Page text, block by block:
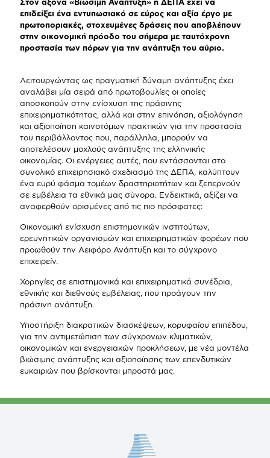
Στον άξονα «Βιώσιμη Ανάπτυξη» η ΔΕΠΑ έχει να
επιδείξει ένα εντυπωσιακό σε εύρος και αξία έργο με
πρωτοποριακές, στοχευμένες δράσεις που αποβλέπουν
στην οικονομική πρόοδο του σήμερα με ταυτόχρονη
προστασία των πόρων για την ανάπτυξη του αύριο.
Λειτουργώντας ως πραγματική δύναμη ανάπτυξης έχει
αναλάβει μία σειρά από πρωτοβουλίες οι οποίες
αποσκοπούν στην ενίσχυση της πράσινης
επιχειρηματικότητας, αλλά και στην επινόηση, αξιολόγηση
και αξιοποίηση καινοτόμων πρακτικών για την προστασία
του περιβάλλοντος που, παράλληλα, μπορούν να
αποτελέσουν μοχλούς ανάπτυξης της ελληνικής
οικονομίας. Οι ενέργειες αυτές, που εντάσσονται στο
συνολικό επιχειρησιακό σχεδιασμό της ΔΕΠΑ, καλύπτουν
ένα ευρύ φάσμα τομέων δραστηριοτήτων και ξεπερνούν
σε εμβέλεια τα εθνικά μας σύνορα. Ενδεικτικά, αξίζει να
αναφερθούν ορισμένες από τις πιο πρόσφατες:
Οικονομική ενίσχυση επιστημονικών ινστιτούτων,
ερευνητικών οργανισμών και επιχειρηματικών φορέων που
προωθούν την Αειφόρο Ανάπτυξη και το σύγχρονο
επιχειρείν.
Χορηγίες σε επιστημονικά και επιχειρηματικά συνέδρια,
εθνικής και διεθνούς εμβέλειας, που προάγουν την
πράσινη ανάπτυξη.
Υποστήριξη διακρατικών διασκέψεων, κορυφαίου επιπέδου,
για την αντιμετώπιση των σύγχρονων κλιματικών,
οικονομικών και ενεργειακών προκλήσεων, με νέα μοντέλα
βιώσιμης ανάπτυξης και αξιοποίησης των επενδυτικών
ευκαιριών που βρίσκονται μπροστά μας.